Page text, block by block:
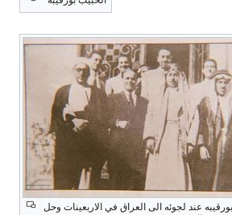
عند لجوئه الى العراق في الاربعينات وحل